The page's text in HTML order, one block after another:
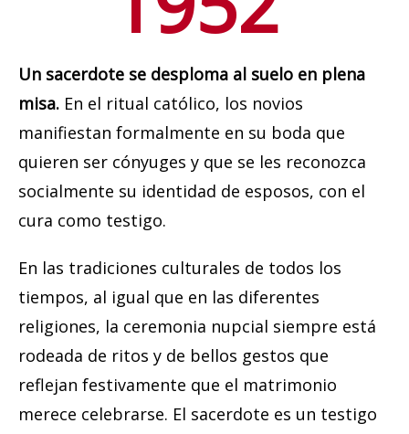
Un sacerdote se desploma al suelo en plena
misa. En el ritual católico, los novios
manifiestan formalmente en su boda que
quieren ser cónyuges y que se les reconozca
socialmente su identidad de esposos, con el
cura como testigo.
En las tradiciones culturales de todos los
tiempos, al igual que en las diferentes
religiones, la ceremonia nupcial siempre está
rodeada de ritos y de bellos gestos que
reflejan festivamente que el matrimonio
merece celebrarse. El sacerdote es un testigo